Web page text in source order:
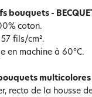
bouquets -
coton.
fils/cm².
en machine à 60°C.
multicolores
recto de la housse